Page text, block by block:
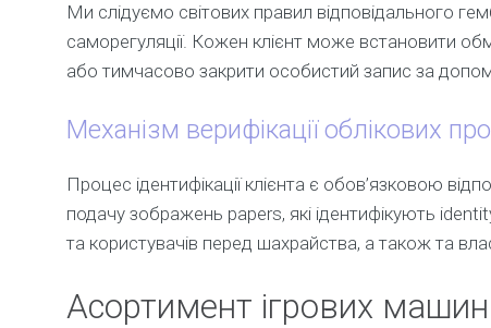
Ми слідуємо світових правил відповідального
саморегуляції. Кожен клієнт може встановити
або тимчасово закрити особистий запис за
Механізм верифікації облікових
Процес ідентифікації клієнта є обов’язковою
подачу зображень papers, які ідентифікують
та користувачів перед шахрайства, а також та
Асортимент ігрових